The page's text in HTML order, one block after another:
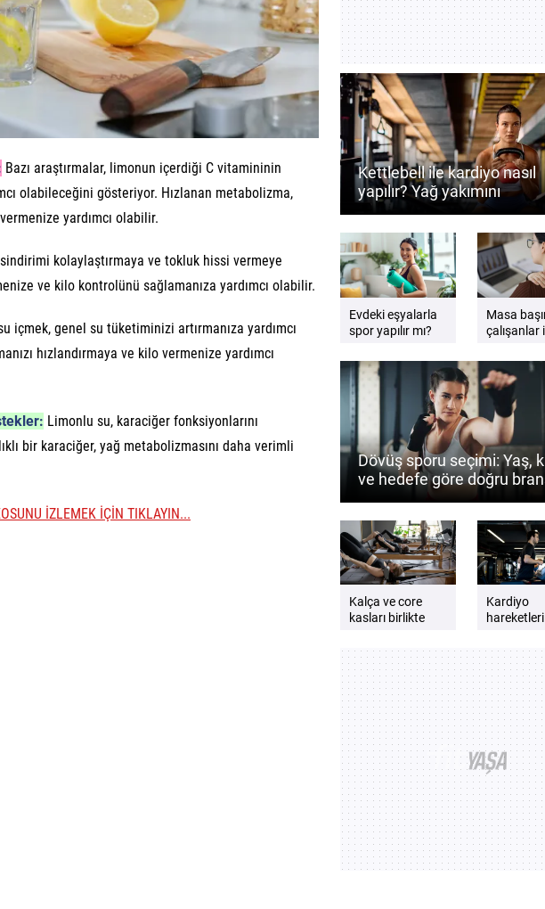
Bazı araştırmalar, limonun içerdiği C vitamininin
olabileceğini gösteriyor. Hızlanan metabolizma,
yardımcı olabilir.
kolaylaştırmaya ve tokluk hissi vermeye
ve kilo kontrolünü sağlamanıza yardımcı olabilir.
içmek, genel su tüketiminizi artırmanıza yardımcı
hızlandırmaya ve kilo vermenize yardımcı
Limonlu su, karaciğer fonksiyonlarını
bir karaciğer, yağ metabolizmasını daha verimli
İZLEMEK İÇİN TIKLAYIN...
Kettlebell ile kardiyo nasıl
yapılır? Yağ yakımını
destekleyen antrenman
rehberi
Evdeki eşyalarla
spor yapılır mı?
rehberi
Masa
çalışanlar
esnemeleri
Dövüş sporu seçimi: Yaş,
ve hedefe göre doğru
nasıl belirlenir?
Kalça ve core
kasları birlikte
çalıştırılmalıdır?
Güçlü ve dengeli
bir vücut için
öneriler
Kardiyo
hareketleri
seviyesini
mı? Daha
hissetmek
kardiyo